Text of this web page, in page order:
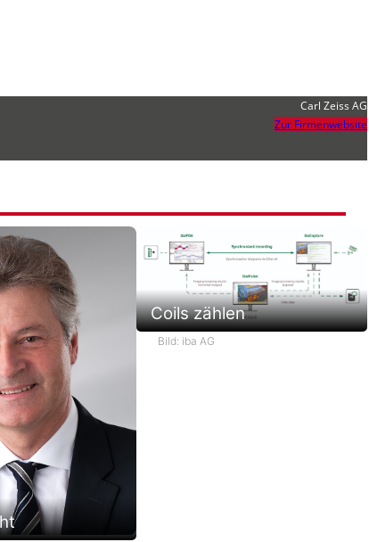
Carl Zeiss AG
Zur Firmenwebsite
Coils zählen
Bild: iba AG